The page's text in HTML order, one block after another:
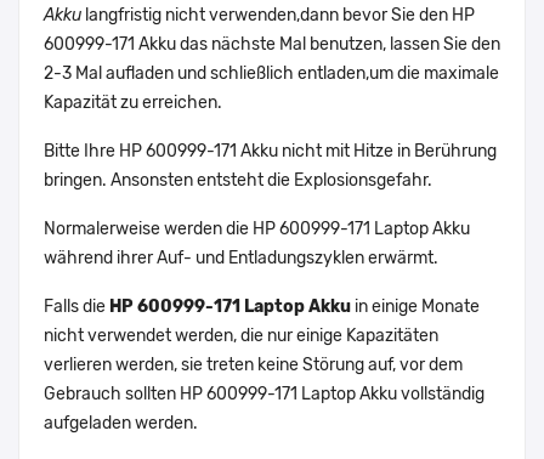
Akku langfristig nicht verwenden,dann bevor Sie den HP
600999-171 Akku das nächste Mal benutzen, lassen Sie den
2-3 Mal aufladen und schließlich entladen,um die maximale
Kapazität zu erreichen.
Bitte Ihre HP 600999-171 Akku nicht mit Hitze in Berührung
bringen. Ansonsten entsteht die Explosionsgefahr.
Normalerweise werden die HP 600999-171 Laptop Akku
während ihrer Auf- und Entladungszyklen erwärmt.
Falls die HP 600999-171 Laptop Akku in einige Monate
nicht verwendet werden, die nur einige Kapazitäten
verlieren werden, sie treten keine Störung auf, vor dem
Gebrauch sollten HP 600999-171 Laptop Akku vollständig
aufgeladen werden.